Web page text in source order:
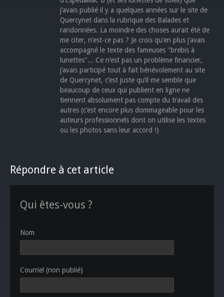
j’avais publié il y a quelques années sur le site de
Quercynet dans la rubrique des Balades et
randonnées. La moindre des choses aurait été de
me citer, n’est-ce pas ? Je crois qu’en plus j’avais
accompagné le texte des fameuses "brebis à
lunettes"... Ce n’est pas un problème financier,
j’avais participé tout à fait bénévolement au site
de Quercynet, c’est juste qu’il me semble que
beaucoup de ceux qui publient en ligne ne
tiennent absolument pas compte du travail des
autres (c’est encore plus dommageable pour les
auteurs professionnels dont on utilise les textes
ou les photos sans leur accord !)
Répondre à cet article
Qui êtes-vous ?
Nom
Courriel (non publié)